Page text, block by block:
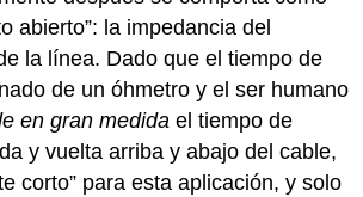
abierto”: la impedancia del
la línea. Dado que el tiempo de
de un óhmetro y el ser humano
en gran medida el tiempo de
y vuelta arriba y abajo del cable,
corto” para esta aplicación, y solo